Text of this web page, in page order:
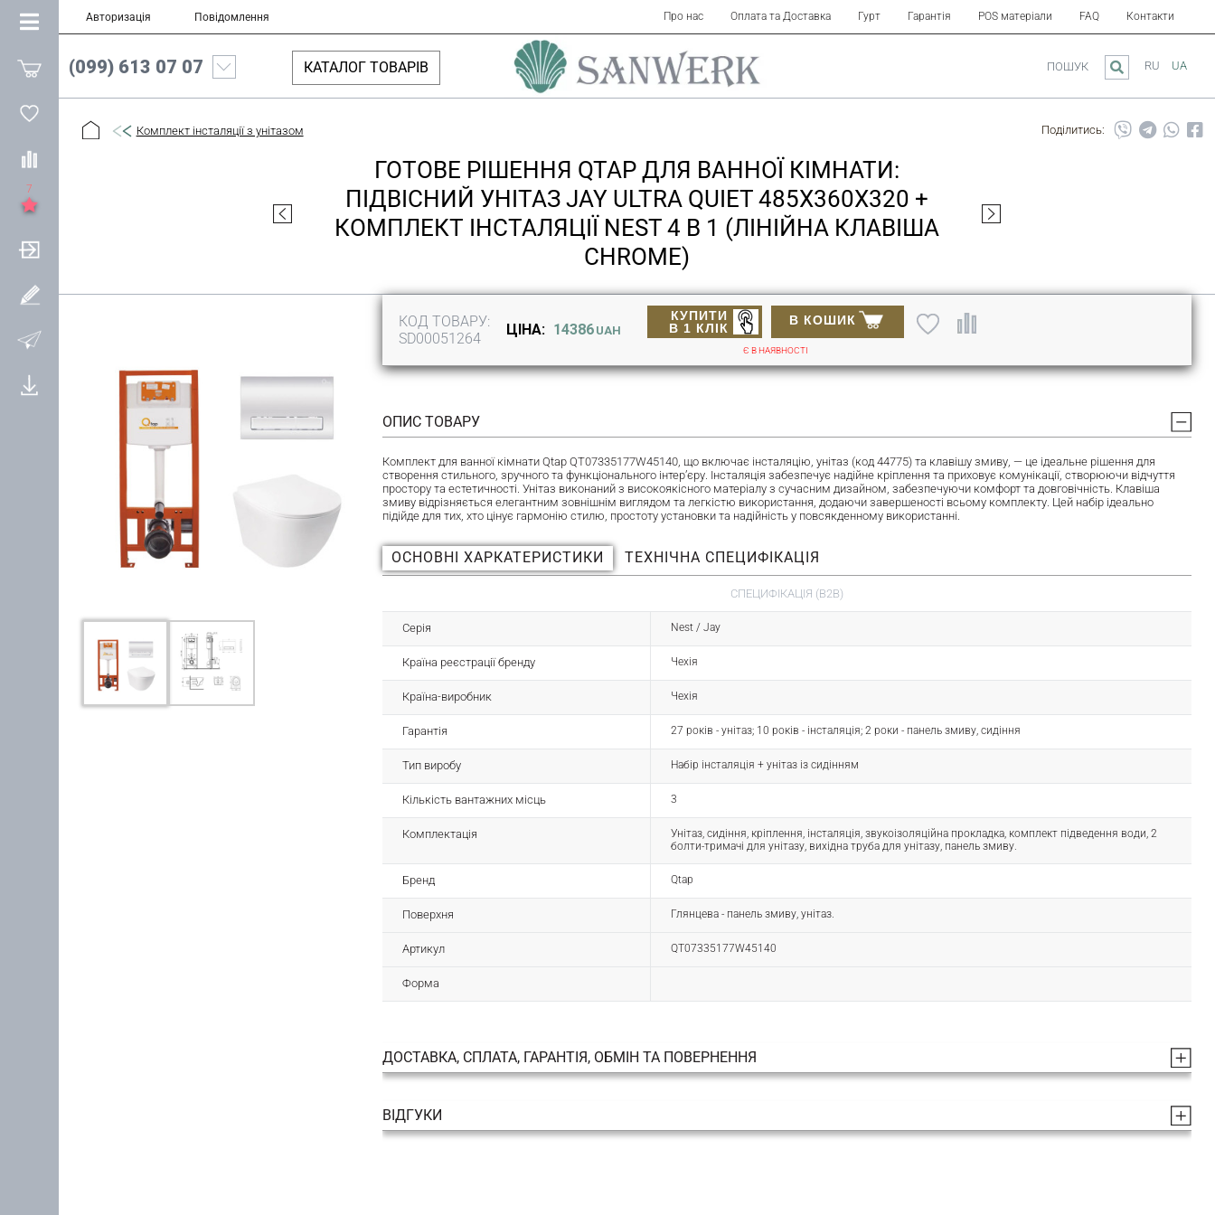
7
Авторизація Повідомлення Про нас Оплата та Доставка Гурт Гарантія POS матеріали FAQ Контакти
КАТАЛОГ ТОВАРІВ
(099) 613 07 07 RU UA
ПОШУК
Комплект інсталяції з унітазом Поділитись:
ГОТОВЕ РІШЕННЯ QTAP ДЛЯ ВАННОЇ КІМНАТИ:
ПІДВІСНИЙ УНІТАЗ JAY ULTRA QUIET 485X360X320 +
КОМПЛЕКТ ІНСТАЛЯЦІЇ NEST 4 В 1 (ЛІНІЙНА КЛАВІША
CHROME)
КОД ТОВАРУ:
SD00051264
ЦІНА: 14386 UAH
В КОШИК
КУПИТИ
В 1 КЛІК
Є В НАЯВНОСТІ
ОПИС ТОВАРУ
Комплект для ванної кімнати Qtap QT07335177W45140, що включає інсталяцію, унітаз (код 44775) та клавішу змиву, — це ідеальне рішення для
створення стильного, зручного та функціонального інтер’єру. Інсталяція забезпечує надійне кріплення та приховує комунікації, створюючи відчуття
простору та естетичності. Унітаз виконаний з високоякісного матеріалу з сучасним дизайном, забезпечуючи комфорт та довговічність. Клавіша
змиву відрізняється елегантним зовнішнім виглядом та легкістю використання, додаючи завершеності всьому комплекту. Цей набір ідеально
підійде для тих, хто цінує гармонію стилю, простоту установки та надійність у повсякденному використанні.
ОСНОВНІ ХАРКАТЕРИСТИКИ ТЕХНІЧНА СПЕЦИФІКАЦІЯ
СПЕЦИФІКАЦІЯ (B2B)
Серія Nest / Jay
Країна реєстрації бренду Чехія
Країна-виробник Чехія
Гарантія 27 років - унітаз; 10 років - інсталяція; 2 роки - панель змиву, сидіння
Тип виробу Набір інсталяція + унітаз із сидінням
Кількість вантажних місць 3
Комплектація
Унітаз, сидіння, кріплення, інсталяція, звукоізоляційна прокладка, комплект підведення води, 2
болти-тримачі для унітазу, вихідна труба для унітазу, панель змиву.
Бренд Qtap
Поверхня Глянцева - панель змиву, унітаз.
Артикул QT07335177W45140
Форма
ДОСТАВКА, СПЛАТА, ГАРАНТІЯ, ОБМІН ТА ПОВЕРНЕННЯ
ВІДГУКИ